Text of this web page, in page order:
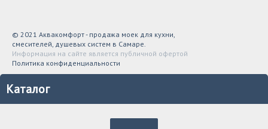
© 2021 Аквакомфорт - продажа моек для кухни,
смесителей, душевых систем в Самаре.
Информация на сайте является публичной офертой
Политика конфиденциальности
Каталог